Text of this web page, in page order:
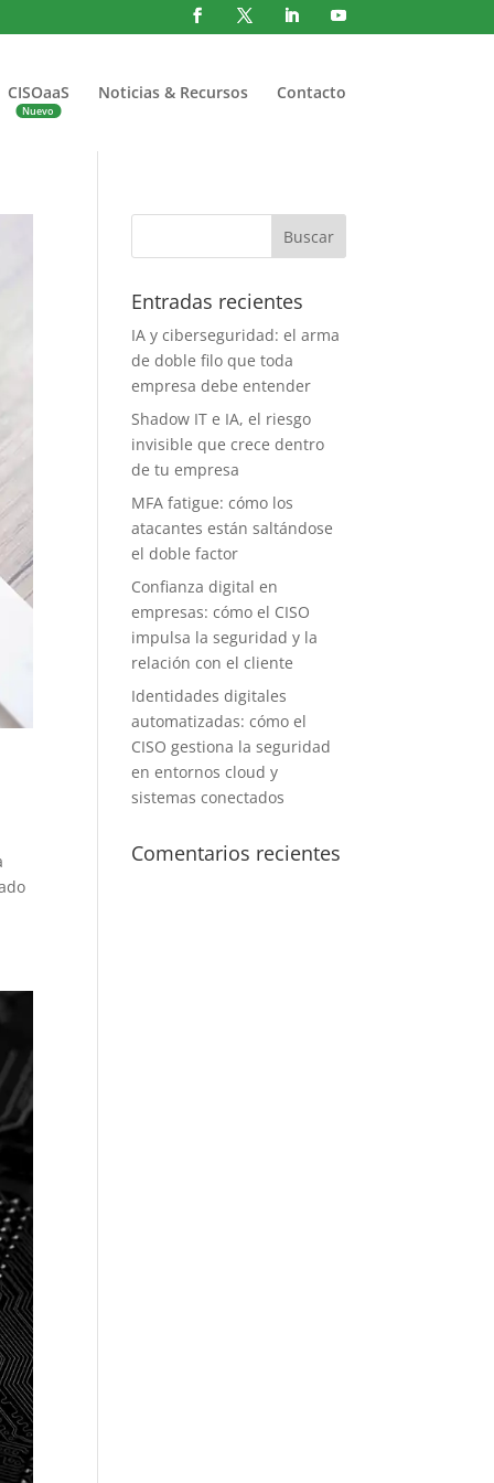
CISOaaS Noticias & Recursos Contacto
Entradas recientes
IA y ciberseguridad: el arma
de doble filo que toda
empresa debe entender
Shadow IT e IA, el riesgo
invisible que crece dentro
de tu empresa
MFA fatigue: cómo los
atacantes están saltándose
el doble factor
Confianza digital en
empresas: cómo el CISO
impulsa la seguridad y la
relación con el cliente
Identidades digitales
automatizadas: cómo el
CISO gestiona la seguridad
en entornos cloud y
sistemas conectados
Comentarios recientes